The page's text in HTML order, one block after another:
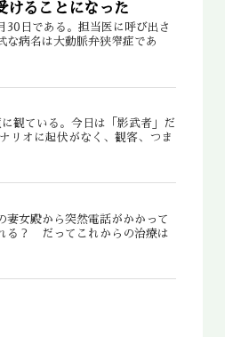
けることになった
30日である。担当医に呼び出さ
な病名は大動脈弁狭窄症であ
観ている。今日は「影武者」だ
リオに起伏がなく、観客、つま
妻女殿から突然電話がかかって
る？ だってこれからの治療は